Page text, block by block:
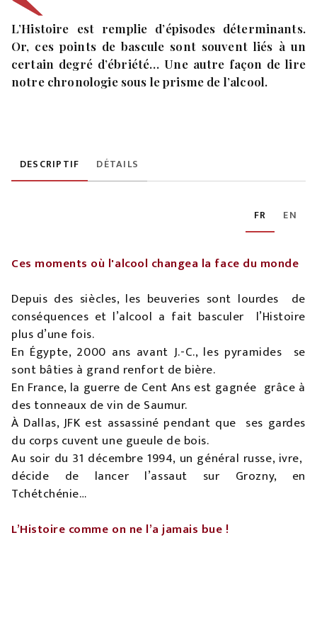
L’Histoire est remplie d’épisodes déterminants.
Or, ces points de bascule sont souvent liés à un
certain degré d’ébriété… Une autre façon de lire
notre chronologie sous le prisme de l’alcool.
DESCRIPTIF DÉTAILS
FR EN
Ces moments où l'alcool changea la face du monde
Depuis des siècles, les beuveries sont lourdes de
conséquences et l’alcool a fait basculer l’Histoire
plus d’une fois.
En Égypte, 2000 ans avant J.-C., les pyramides se
sont bâties à grand renfort de bière.
En France, la guerre de Cent Ans est gagnée grâce à
des tonneaux de vin de Saumur.
À Dallas, JFK est assassiné pendant que ses gardes
du corps cuvent une gueule de bois.
Au soir du 31 décembre 1994, un général russe, ivre,
décide de lancer l’assaut sur Grozny, en
Tchétchénie…
L’Histoire comme on ne l’a jamais bue !